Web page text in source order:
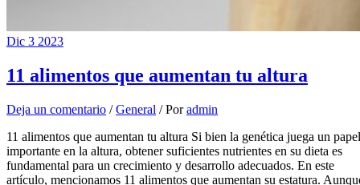
Dic 3 2023
11 alimentos que aumentan tu altura
Deja un comentario /General / Poradmin
11 alimentos que aumentan tu altura Si bien la genética juega un papel
importante en la altura, obtener suficientes nutrientes en su dieta es
fundamental para un crecimiento y desarrollo adecuados. En este
artículo, mencionamos 11 alimentos que aumentan su estatura.